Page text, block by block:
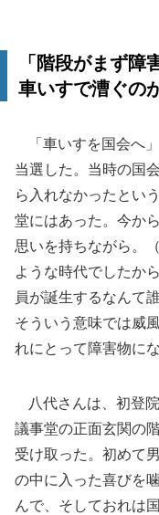
「階段がまず
車いすで漕ぐの
「車いすを国会へ
当選した。当時の国
ら入れなかったとい
堂にはあった。今か
思いを持ちながら。
ような時代でしたか
員が誕生するなんて
そういう意味では威
れにとって障害物に
八代さんは、初登
議事堂の正面玄関の
受け取った。初めて
の中に入った喜びを
んで、そしておれは